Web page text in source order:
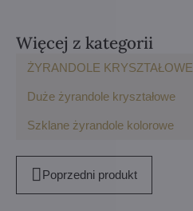
Więcej z kategorii
ŻYRANDOLE KRYSZTAŁOWE
Duże żyrandole kryształowe
Szklane żyrandole kolorowe
Poprzedni produkt